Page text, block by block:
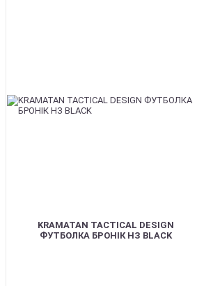
KRAMATAN TACTICAL DESIGN
ФУТБОЛКА БРОНІК НЗ BLACK